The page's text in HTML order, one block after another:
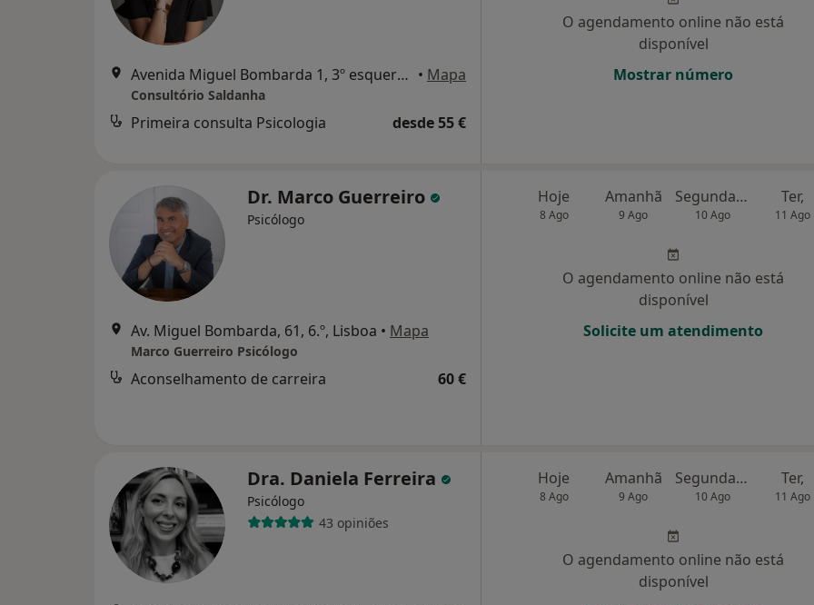
Avenida Miguel Bombarda 1, 3º esquerdo, Lisboa • Mapa
Consultório Saldanha
Primeira consulta Psicologia desde 55 €
O agendamento online não está
disponível
Mostrar número
Dr. Marco Guerreiro
Psicólogo
Av. Miguel Bombarda, 61, 6.º, Lisboa • Mapa
Marco Guerreiro Psicólogo
Aconselhamento de carreira 60 €
Hoje
8 Ago
Amanhã
9 Ago
Segunda-feira
10 Ago
Ter,
11 Ago
O agendamento online não está
disponível
Solicite um atendimento
Dra. Daniela Ferreira
Psicólogo
43 opiniões
Hoje
8 Ago
Amanhã
9 Ago
Segunda-feira
10 Ago
Ter,
11 Ago
O agendamento online não está
disponível